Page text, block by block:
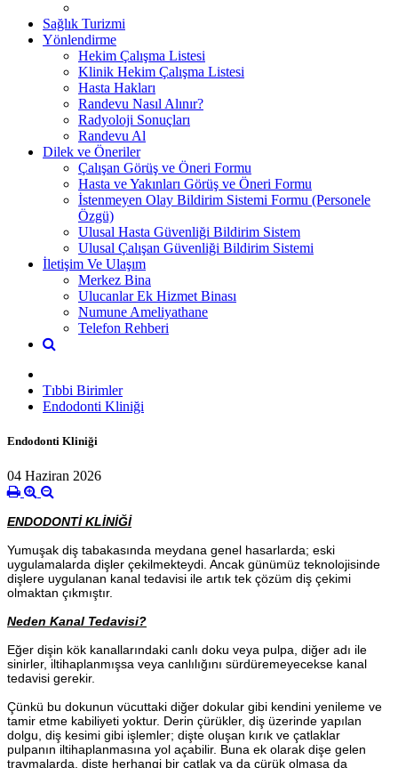
Sağlık Turizmi
Yönlendirme
Hekim Çalışma Listesi
Klinik Hekim Çalışma Listesi
Hasta Hakları
Randevu Nasıl Alınır?
Radyoloji Sonuçları
Randevu Al
Dilek ve Öneriler
Çalışan Görüş ve Öneri Formu
Hasta ve Yakınları Görüş ve Öneri Formu
İstenmeyen Olay Bildirim Sistemi Formu (Personele
Özgü)
Ulusal Hasta Güvenliği Bildirim Sistem
Ulusal Çalışan Güvenliği Bildirim Sistemi
İletişim Ve Ulaşım
Merkez Bina
Ulucanlar Ek Hizmet Binası
Numune Ameliyathane
Telefon Rehberi
Tıbbi Birimler
Endodonti Kliniği
Endodonti Kliniği
04 Haziran 2026
ENDODONTİ KLİNİĞİ
Yumuşak diş tabakasında meydana genel hasarlarda; eski
uygulamalarda dişler çekilmekteydi. Ancak günümüz teknolojisinde
dişlere uygulanan kanal tedavisi ile artık tek çözüm diş çekimi
olmaktan çıkmıştır.
Neden Kanal Tedavisi?
Eğer dişin kök kanallarındaki canlı doku veya pulpa, diğer adı ile
sinirler, iltihaplanmışsa veya canlılığını sürdüremeyecekse kanal
tedavisi gerekir.
Çünkü bu dokunun vücuttaki diğer dokular gibi kendini yenileme ve
tamir etme kabiliyeti yoktur. Derin çürükler, diş üzerinde yapılan
dolgu, diş kesimi gibi işlemler; dişte oluşan kırık ve çatlaklar
pulpanın iltihaplanmasına yol açabilir. Buna ek olarak dişe gelen
travmalarda, dişte herhangi bir çatlak ya da çürük olmasa da